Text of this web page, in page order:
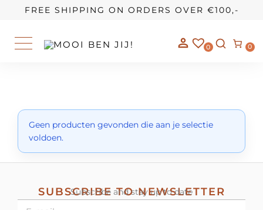
FREE SHIPPING ON ORDERS OVER €100,-
0 0
OUR STORY
Geen producten gevonden die aan je selectie
voldoen.
SUBSCRIBE TO NEWSLETTER
Subscribe and stay up to date